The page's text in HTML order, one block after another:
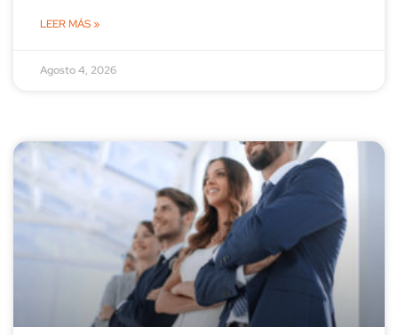
LEER MÁS »
Agosto 4, 2026